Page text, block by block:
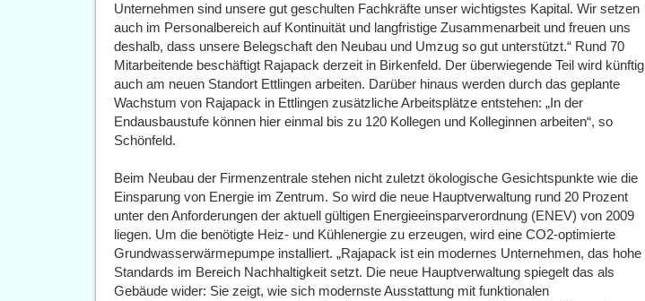
Unternehmen sind unsere gut geschulten Fachkräfte unser wichtigstes Kapital. Wir setzen
auch im Personalbereich auf Kontinuität und langfristige Zusammenarbeit und freuen uns
deshalb, dass unsere Belegschaft den Neubau und Umzug so gut unterstützt.“ Rund 70
Mitarbeitende beschäftigt Rajapack derzeit in Birkenfeld. Der überwiegende Teil wird künftig
auch am neuen Standort Ettlingen arbeiten. Darüber hinaus werden durch das geplante
Wachstum von Rajapack in Ettlingen zusätzliche Arbeitsplätze entstehen: „In der
Endausbaustufe können hier einmal bis zu 120 Kollegen und Kolleginnen arbeiten“, so
Schönfeld.
Beim Neubau der Firmenzentrale stehen nicht zuletzt ökologische Gesichtspunkte wie die
Einsparung von Energie im Zentrum. So wird die neue Hauptverwaltung rund 20 Prozent
unter den Anforderungen der aktuell gültigen Energieeinsparverordnung (ENEV) von 2009
liegen. Um die benötigte Heiz- und Kühlenergie zu erzeugen, wird eine CO2-optimierte
Grundwasserwärmepumpe installiert. „Rajapack ist ein modernes Unternehmen, das hohe
Standards im Bereich Nachhaltigkeit setzt. Die neue Hauptverwaltung spiegelt das als
Gebäude wider: Sie zeigt, wie sich modernste Ausstattung mit funktionalen